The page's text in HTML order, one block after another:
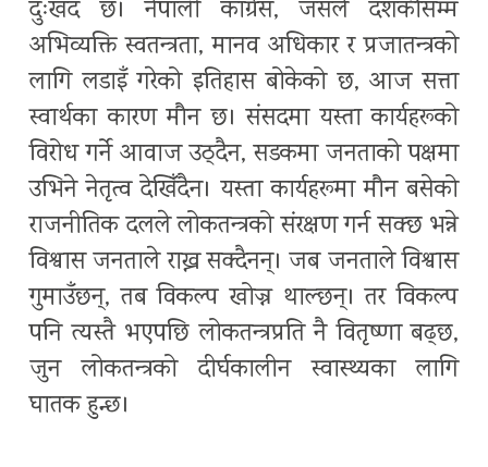
दुःखद छ। नेपाली कांग्रेस, जसले दशकौँसम्म
अभिव्यक्ति स्वतन्त्रता, मानव अधिकार र प्रजातन्त्रको
लागि लडाइँ गरेको इतिहास बोकेको छ, आज सत्ता
स्वार्थका कारण मौन छ। संसदमा यस्ता कार्यहरूको
विरोध गर्ने आवाज उठ्दैन, सडकमा जनताको पक्षमा
उभिने नेतृत्व देखिँदैन। यस्ता कार्यहरूमा मौन बसेको
राजनीतिक दलले लोकतन्त्रको संरक्षण गर्न सक्छ भन्ने
विश्वास जनताले राख्न सक्दैनन्। जब जनताले विश्वास
गुमाउँछन्, तब विकल्प खोज्न थाल्छन्। तर विकल्प
पनि त्यस्तै भएपछि लोकतन्त्रप्रति नै वितृष्णा बढ्छ,
जुन लोकतन्त्रको दीर्घकालीन स्वास्थ्यका लागि
घातक हुन्छ।